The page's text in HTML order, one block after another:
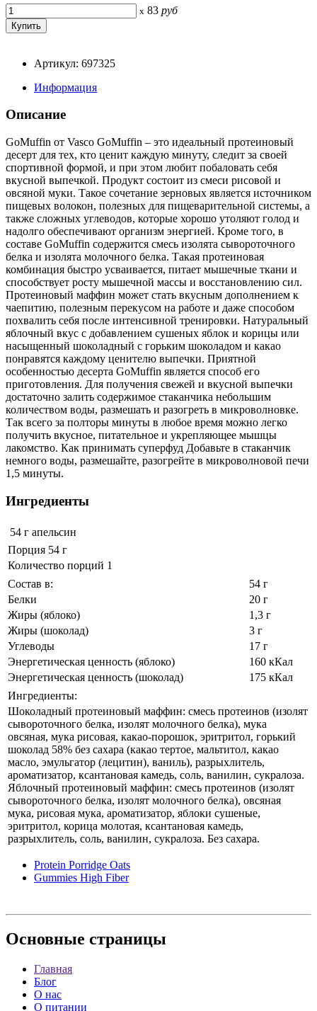
x 83 руб
Артикул: 697325
Информация
Описание
GoMuffin от Vasco GoMuffin – это идеальный протеиновый
десерт для тех, кто ценит каждую минуту, следит за своей
спортивной формой, и при этом любит побаловать себя
вкусной выпечкой. Продукт состоит из смеси рисовой и
овсяной муки. Такое сочетание зерновых является источником
пищевых волокон, полезных для пищеварительной системы, а
также сложных углеводов, которые хорошо утоляют голод и
надолго обеспечивают организм энергией. Кроме того, в
составе GoMuffin содержится смесь изолята сывороточного
белка и изолята молочного белка. Такая протеиновая
комбинация быстро усваивается, питает мышечные ткани и
способствует росту мышечной массы и восстановлению сил.
Протеиновый маффин может стать вкусным дополнением к
чаепитию, полезным перекусом на работе и даже способом
похвалить себя после интенсивной тренировки. Натуральный
яблочный вкус с добавлением сушеных яблок и корицы или
насыщенный шоколадный с горьким шоколадом и какао
понравятся каждому ценителю выпечки. Приятной
особенностью десерта GoMuffin является способ его
приготовления. Для получения свежей и вкусной выпечки
достаточно залить содержимое стаканчика небольшим
количеством воды, размешать и разогреть в микроволновке.
Так всего за полторы минуты в любое время можно легко
получить вкусное, питательное и укрепляющее мышцы
лакомство. Как принимать суперфуд Добавьте в стаканчик
немного воды, размешайте, разогрейте в микроволновой печи
1,5 минуты.
Ингредиенты
54 г апельсин
Порция 54 г
Количество порций 1
Состав в:
54 г
Белки
20 г
Жиры (яблоко)
1,3 г
Жиры (шоколад)
3 г
Углеводы
17 г
Энергетическая ценность (яблоко)
160 кКал
Энергетическая ценность (шоколад)
175 кКал
Ингредиенты:
Шоколадный протеиновый маффин: смесь протеинов (изолят
сывороточного белка, изолят молочного белка), мука
овсяная, мука рисовая, какао-порошок, эритритол, горький
шоколад 58% без сахара (какао тертое, мальтитол, какао
масло, эмульгатор (лецитин), ваниль), разрыхлитель,
ароматизатор, ксантановая камедь, соль, ванилин, сукралоза.
Яблочный протеиновый маффин: смесь протеинов (изолят
сывороточного белка, изолят молочного белка), овсяная
мука, рисовая мука, ароматизатор, яблоки сушеные,
эритритол, корица молотая, ксантановая камедь,
разрыхлитель, соль, ванилин, сукралоза. Без сахара.
Protein Porridge Oats
Gummies High Fiber
Основные страницы
Главная
Блог
О нас
О питании